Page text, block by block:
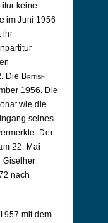
keine
im Juni 1956
ihr
Die British
1956. Die
wie die
seines
Der
22. Mai
Giselher
nach
mit dem